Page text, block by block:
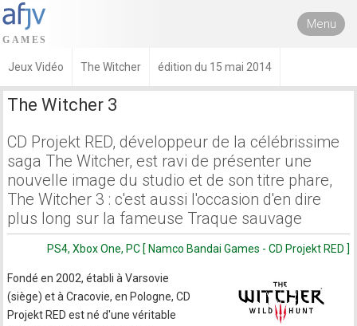
Menu
Jeux Vidéo The Witcher édition du 15 mai 2014
The Witcher 3
CD Projekt RED, développeur de la célébrissime
saga The Witcher, est ravi de présenter une
nouvelle image du studio et de son titre phare,
The Witcher 3 : c'est aussi l'occasion d'en dire
plus long sur la fameuse Traque sauvage
PS4, Xbox One, PC [ Namco Bandai Games - CD Projekt RED ]
Fondé en 2002, établi à Varsovie
(siège) et à Cracovie, en Pologne, CD
Projekt RED est né d'une véritable